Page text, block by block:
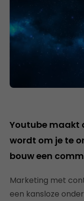
Youtube maakt
wordt om je te
bouw een
Marketing met
een kansloze